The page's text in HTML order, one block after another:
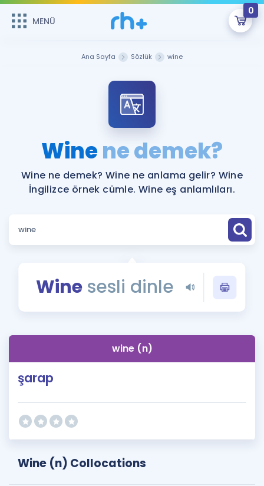
MENÜ
0
ÜYE DEĞİLİM
Sepetin Şu An Boş.
Remzi Hoca ile seni sınava hazırlayacak onlarca eğitim seni
bekliyor!
MENÜ
Faydalı Araçlar
Sözlük
Blog
İngilizce Gramer
Ana Sayfa Sözlük wine
Winene demek?
Wine ne demek? Wine ne anlama gelir? Wine
İngilizce örnek cümle. Wine eş anlamlıları.
Wine sesli dinle
wine (n)
şarap
Wine (n) Collocations